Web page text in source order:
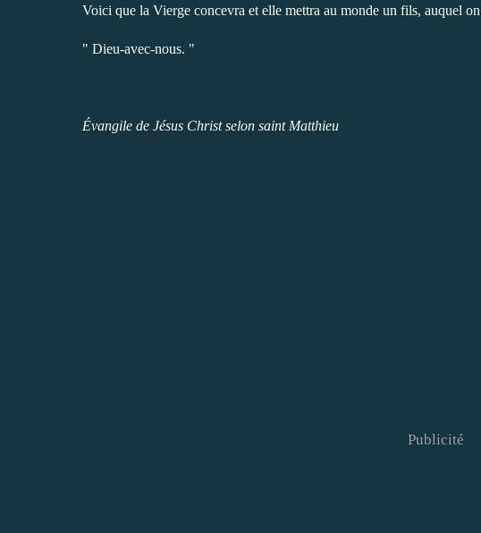
Voici que la Vierge concevra et elle mettra au monde un fils, auquel
" Dieu-avec-nous. "
Évangile de Jésus Christ selon saint Matthieu
Publicité